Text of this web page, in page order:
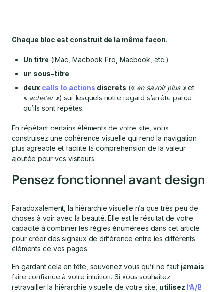
Chaque bloc est construit de la même façon.
Un titre (iMac, Macbook Pro, Macbook, etc.)
un sous-titre
deux calls to actions discrets (« en savoir plus »et
« acheter ») sur lesquels notre regard s’arrête parce
qu’ils sont répétés.
En répétant certains éléments de votre site, vous
construisez une cohérence visuelle qui rend la navigation
plus agréable et facilite la compréhension de la valeur
ajoutée pour vos visiteurs.
Pensez fonctionnel avant design
Paradoxalement, la hiérarchie visuelle n’a que très peu de
choses à voir avec la beauté. Elle est le résultat de votre
capacité à combiner les règles énumérées dans cet article
pour créer des signaux de différence entre les différents
éléments de vos pages.
En gardant cela en tête, souvenez vous qu’il ne faut jamais
faire confiance à votre intuition. Si vous souhaitez
retravailler la hiérarchie visuelle de votre site, utilisez l’A/B